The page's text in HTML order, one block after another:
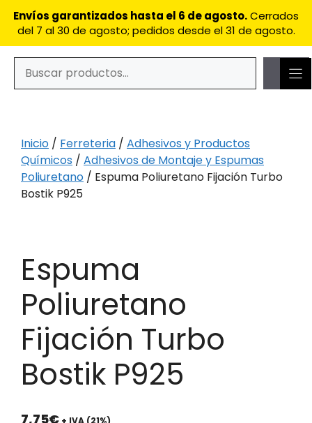
Envíos garantizados hasta el 6 de agosto.Cerrados
del 7 al 30 de agosto; pedidos desde el 31 de agosto.
Inicio / Ferreteria / Adhesivos y Productos
Químicos / Adhesivos de Montaje y Espumas
Poliuretano / Espuma Poliuretano Fijación Turbo
Bostik P925
Espuma
Poliuretano
Fijación Turbo
Bostik P925
7,75€ + IVA (21%)